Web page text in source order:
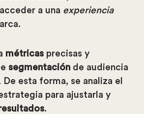
a una experiencia
métricas precisas y
segmentación de audiencia
esta forma, se analiza el
para ajustarla y
.